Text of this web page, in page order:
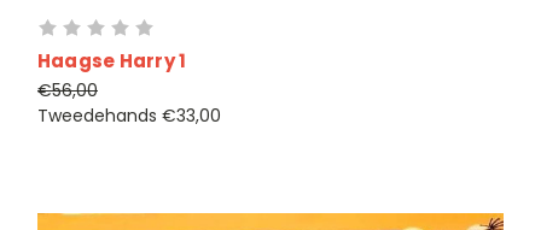
Haagse Harry 1
€56,00
Tweedehands €33,00